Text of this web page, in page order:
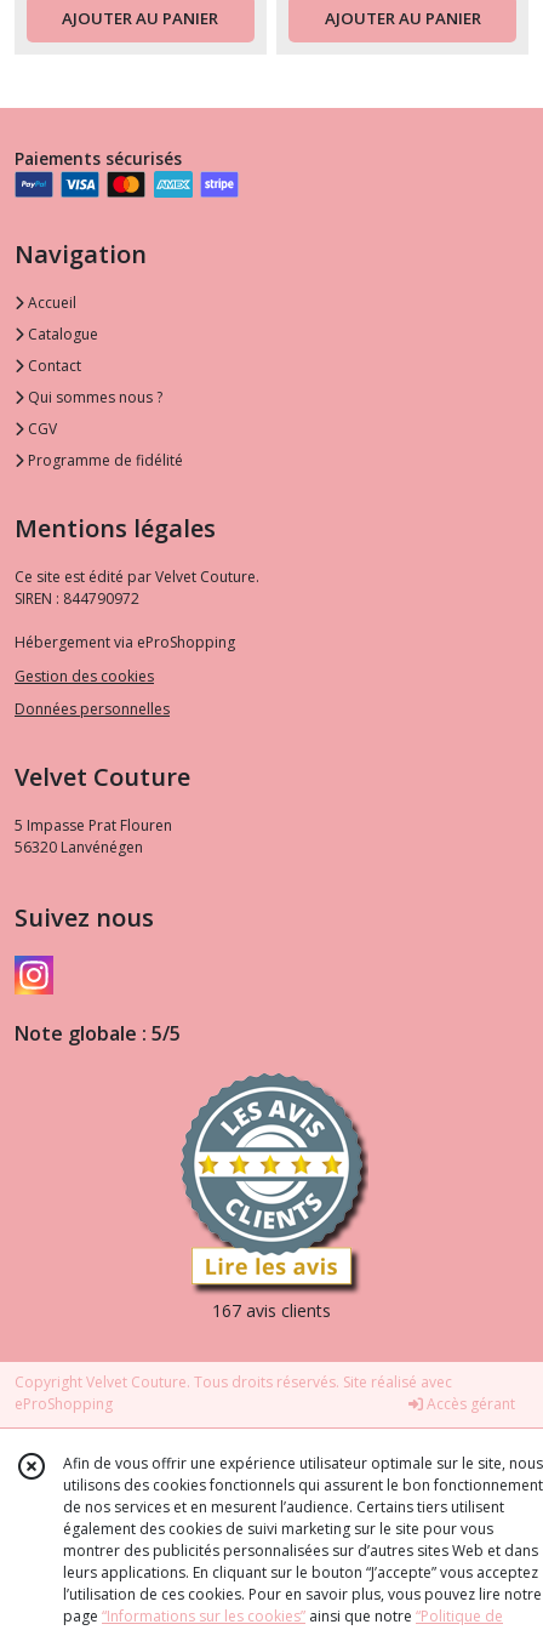
AJOUTER AU PANIER AJOUTER AU PANIER
Paiements sécurisés
Navigation
Accueil
Catalogue
Contact
Qui sommes nous ?
CGV
Programme de fidélité
Mentions légales
Ce site est édité par Velvet Couture.
SIREN : 844790972
Hébergement via eProShopping
Gestion des cookies
Données personnelles
Velvet Couture
5 Impasse Prat Flouren
56320 Lanvénégen
Suivez nous
Note globale : 5/5
167 avis clients
Copyright Velvet Couture. Tous droits réservés. Site réalisé avec
eProShopping
Accès gérant
Afin de vous offrir une expérience utilisateur optimale sur le site, nous
utilisons des cookies fonctionnels qui assurent le bon fonctionnement
de nos services et en mesurent l’audience. Certains tiers utilisent
également des cookies de suivi marketing sur le site pour vous
montrer des publicités personnalisées sur d’autres sites Web et dans
leurs applications. En cliquant sur le bouton “J’accepte” vous acceptez
l’utilisation de ces cookies. Pour en savoir plus, vous pouvez lire notre
page “Informations sur les cookies” ainsi que notre “Politique de